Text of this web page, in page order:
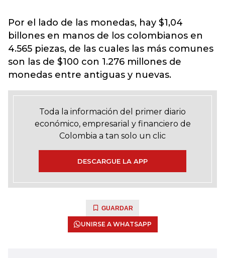
Por el lado de las monedas, hay $1,04
billones en manos de los colombianos en
4.565 piezas, de las cuales las más comunes
son las de $100 con 1.276 millones de
monedas entre antiguas y nuevas.
Toda la información del primer diario
económico, empresarial y financiero de
Colombia a tan solo un clic
DESCARGUE LA APP
GUARDAR
UNIRSE A WHATSAPP